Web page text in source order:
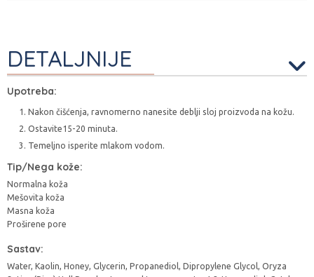
DETALJNIJE
Upotreba:
Nakon čišćenja, ravnomerno nanesite deblji sloj proizvoda na kožu.
Ostavite15-20 minuta.
Temeljno isperite mlakom vodom.
Tip/Nega kože:
Normalna koža
Mešovita koža
Masna koža
Proširene pore
Sastav:
Water, Kaolin, Honey, Glycerin, Propanediol, Dipropylene Glycol, Oryza